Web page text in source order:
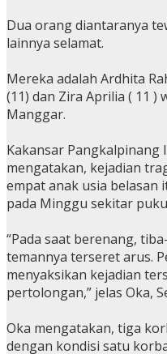
Dua orang diantaranya
lainnya selamat.
Mereka adalah Ardhita
(11) dan Zira Aprilia ( 11 )
Manggar.
Kakansar Pangkalpinang
mengatakan, kejadian
empat anak usia belasan
pada Minggu sekitar
“Pada saat berenang,
temannya terseret arus.
menyaksikan kejadian
pertolongan,” jelas Oka,
Oka mengatakan, tiga
dengan kondisi satu